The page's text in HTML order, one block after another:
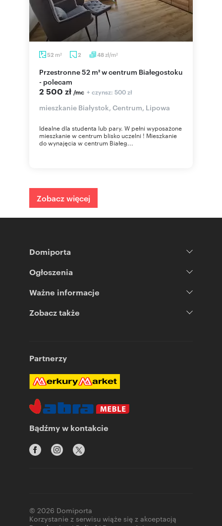
52 m2 2 48zł/m2
Przestronne 52 m² w centrum Białegostoku
- polecam
2 500 zł /mc + czynsz: 500 zł
mieszkanie Białystok, Centrum, Lipowa
Idealne dla studenta lub pary. W pełni wyposażone
mieszkanie w centrum blisko uczelni ! Mieszkanie
do wynajęcia w centrum Białeg...
Zobacz więcej
Domiporta
Ogłoszenia
Ważne informacje
Zobacz także
Partnerzy
Bądźmy w kontakcie
© 2026 Domiporta
Korzystanie z serwisu wiąże się z akceptacją